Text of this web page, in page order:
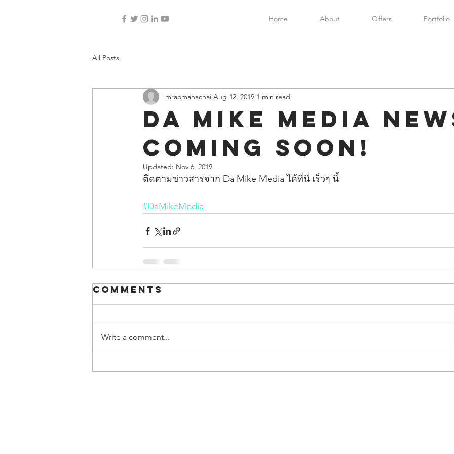
Home About Offers Portfolio
All Posts
Da Mike Media
Coming Soon!
mraomanachai Aug 12, 2019 1 min read
Updated: Nov 6, 2019
ติดตามข่าวสารจาก Da Mike Media ได้ที่นี่ เร็วๆ นี้
#DaMikeMedia
Comments
Write a comment...